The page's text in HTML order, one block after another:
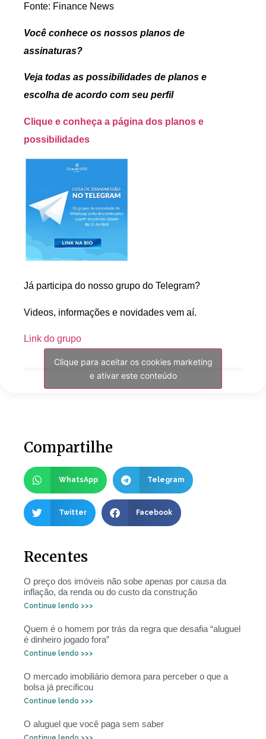
Fonte: Finance News
Você conhece os nossos planos de
assinaturas?
Veja todas as possibilidades de planos e
escolha de acordo com seu perfil
Clique e conheça a página dos planos e
possibilidades
Já participa do nosso grupo do Telegram?
Videos, informações e novidades vem aí.
Link do grupo
Clique para aceitar os cookies marketing
e ativar este conteúdo
Compartilhe
WhatsApp Telegram
Twitter Facebook
Recentes
O preço dos imóveis não sobe apenas por causa da
inflação, da renda ou do custo da construção
Continue lendo >>>
Quem é o homem por trás da regra que desafia “aluguel
é dinheiro jogado fora”
Continue lendo >>>
O mercado imobiliário demora para perceber o que a
bolsa já precificou
Continue lendo >>>
O aluguel que você paga sem saber